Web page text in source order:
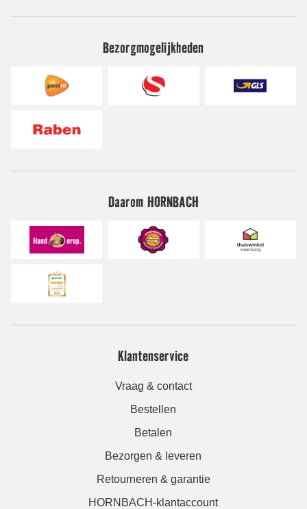
Bezorgmogelijkheden
Daarom HORNBACH
Klantenservice
Vraag & contact
Bestellen
Betalen
Bezorgen & leveren
Retourneren & garantie
HORNBACH-klantaccount